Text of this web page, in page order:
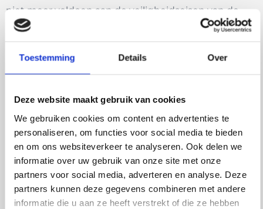
Toestemming Details Over
Deze website maakt gebruik van cookies
We gebruiken cookies om content en advertenties te
personaliseren, om functies voor social media te bieden
en om ons websiteverkeer te analyseren. Ook delen we
informatie over uw gebruik van onze site met onze
partners voor social media, adverteren en analyse. Deze
partners kunnen deze gegevens combineren met andere
informatie die u aan ze heeft verstrekt of die ze hebben
niet meer voldoen aan de veiligheidseisen van de
brandweer krijgen ze een tweede leven als
geschikt voor het opbergen van
verzorgingsproducten tijdens vakanties, weekendjes
weg of dagelijks gebruik. De huidige collectie wordt
gemaakt van donkerrode brandslangen met een
luxe bordeauxrode uitstraling. Kleine kleurverschillen,
stempels en gebruikssporen zorgen ervoor dat
iedere tas uniek is.